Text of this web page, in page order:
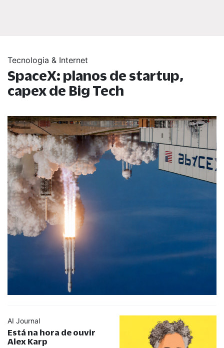
Tecnologia & Internet
SpaceX: planos de startup,
capex de Big Tech
AI Journal
Está na hora de ouvir
Alex Karp